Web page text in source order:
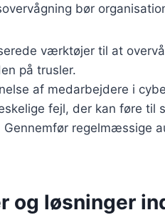
bør
værktøjer til at
på trusler.
af medarbejdere i
fejl, der kan føre til
Gennemfør regelmæssige
og løsninger